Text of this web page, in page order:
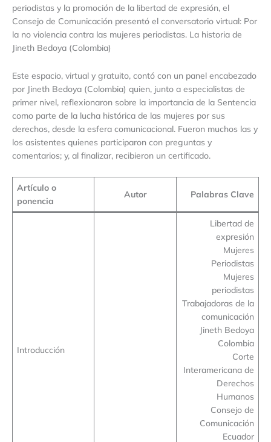
periodistas y la promoción de la libertad de expresión, el
Consejo de Comunicación presentó el conversatorio virtual: Por
la no violencia contra las mujeres periodistas. La historia de
Jineth Bedoya (Colombia)
Este espacio, virtual y gratuito, contó con un panel encabezado
por Jineth Bedoya (Colombia) quien, junto a especialistas de
primer nivel, reflexionaron sobre la importancia de la Sentencia
como parte de la lucha histórica de las mujeres por sus
derechos, desde la esfera comunicacional. Fueron muchos las y
los asistentes quienes participaron con preguntas y
comentarios; y, al finalizar, recibieron un certificado.
Artículo o
ponencia
Autor Palabras Clave
Introducción
Libertad de
expresión
Mujeres
Periodistas
Mujeres
periodistas
Trabajadoras de la
comunicación
Jineth Bedoya
Colombia
Corte
Interamericana de
Derechos
Humanos
Consejo de
Comunicación
Ecuador